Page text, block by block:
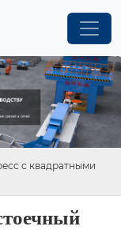
с квадратными